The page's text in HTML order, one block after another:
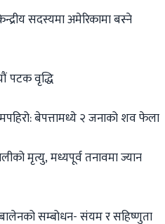
सदस्यमा अमेरिकामा बस्ने
पटक वृद्धि
बेपत्तामध्ये २ जनाको शव फेला
मृत्यु, मध्यपूर्व तनावमा ज्यान
बालेनको सम्बोधन- संयम र सहिष्णुता